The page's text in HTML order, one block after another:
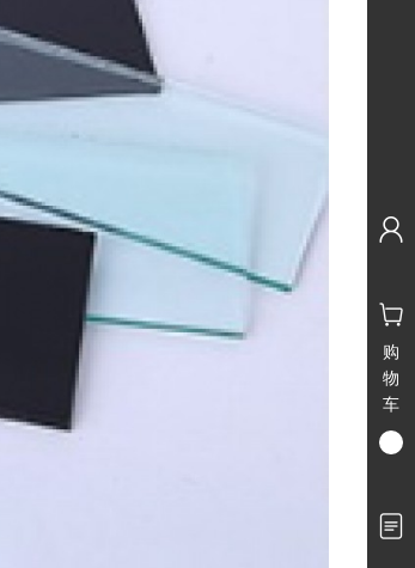
购
物
车